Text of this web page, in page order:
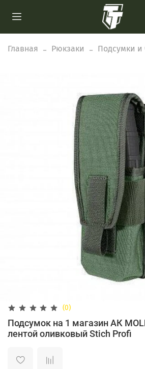
Главная Рюкзаки Подсумки и
(0)
Подсумок на 1 магазин АК
лентой оливковый Stich Profi